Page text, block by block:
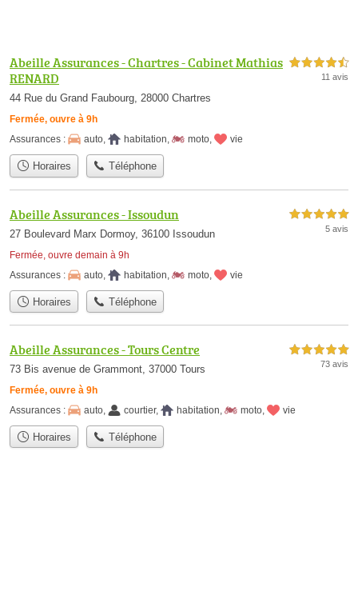
Abeille Assurances - Chartres - Cabinet Mathias
RENARD
44 Rue du Grand Faubourg, 28000 Chartres
Fermée, ouvre à 9h
4,5 étoiles sur 5
11 avis
Assurances : auto, habitation, moto, vie
Horaires Téléphone
Abeille Assurances - Issoudun
27 Boulevard Marx Dormoy, 36100 Issoudun
Fermée, ouvre demain à 9h
5,0 étoiles sur 5
5 avis
Assurances : auto habitation moto vie
Horaires Téléphone
Abeille Assurances - Tours Centre
73 Bis avenue de Grammont, 37000 Tours
Fermée, ouvre à 9h
5,0 étoiles sur 5
73 avis
Assurances : auto, courtier, habitation, moto, vie
Horaires Téléphone